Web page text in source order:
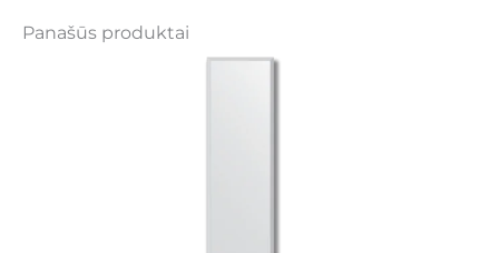
Panašūs produktai